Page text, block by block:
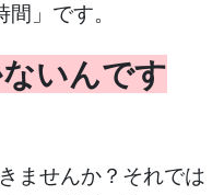
」です。
いんです
ませんか？それでは